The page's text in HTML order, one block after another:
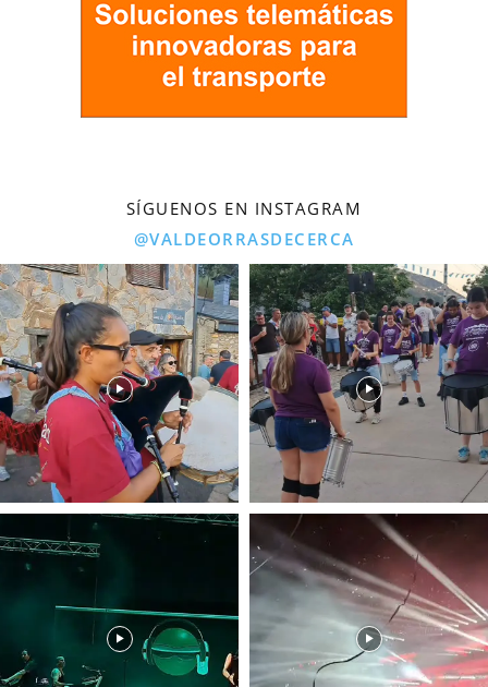
SÍGUENOS EN INSTAGRAM
@VALDEORRASDECERCA